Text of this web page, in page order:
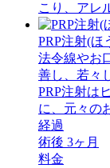
こり、アレ
PRP注射(ほ
法令線やお
善し、若々
PRP注射は
に、元々
経過
術後 3ヶ月
料金